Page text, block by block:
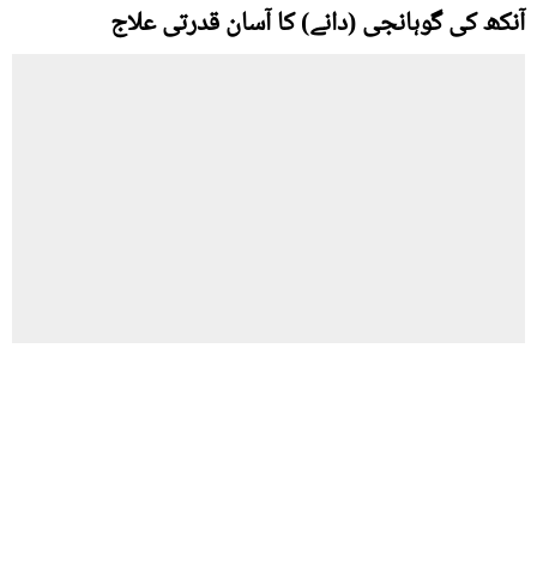
آنکھ کی گوہانجی (دانے) کا آسان قدرتی علاج